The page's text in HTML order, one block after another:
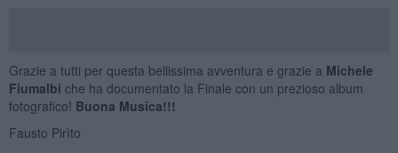
Grazie a tutti per questa bellissima avventura e grazie a Michele
Fiumalbi che ha documentato la Finale con un prezioso album
fotografico! Buona Musica!!!
Fausto Pirìto